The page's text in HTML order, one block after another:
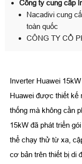
Công ty cung cấp
Nacadivi cung
toàn quốc
CÔNG TY CỔ
Inverter Huawei
Huawei được thiết kế
thống mà không cần
15kW đã phát triển
thể chạy thử từ xa,
cơ bản trên thiết bị di